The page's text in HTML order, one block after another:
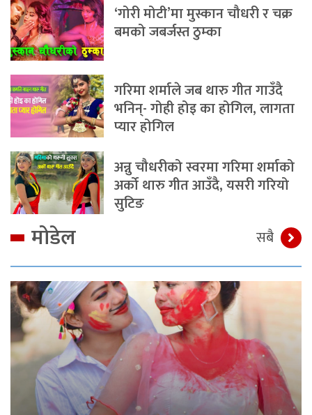
‘गोरी मोटी’मा मुस्कान चौधरी र चक्र
बमको जबर्जस्त ठुम्का
गरिमा शर्माले जब थारु गीत गाउँदै
भनिन्- गोही होइ का होगिल, लागता
प्यार होगिल
अन्नु चौधरीको स्वरमा गरिमा शर्माको
अर्को थारु गीत आउँदै, यसरी गरियो
सुटिङ
मोडेल सबै